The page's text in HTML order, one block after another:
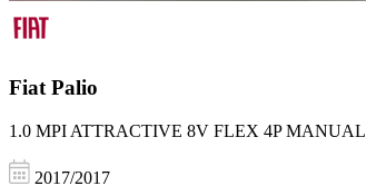
Fiat Palio
1.0 MPI ATTRACTIVE 8V FLEX 4P MANUAL
2017/2017